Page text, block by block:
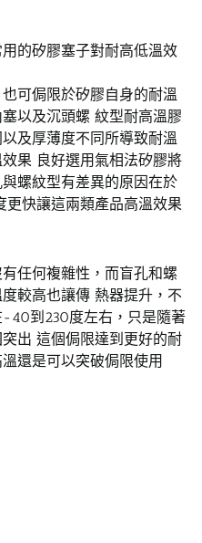
的矽膠塞子對耐高低溫效
可侷限於矽膠自身的耐溫
以及沉頭螺 紋型耐高溫膠
及厚薄度不同所導致耐溫
果 良好選用氣相法矽膠將
螺紋型有差異的原因在於
快讓這兩類產品高溫效果
任何複雜性，而盲孔和螺
較高也讓傳 熱器提升，不
-40到230度左右，只是隨著
出 這個侷限達到更好的耐
還是可以突破侷限使用